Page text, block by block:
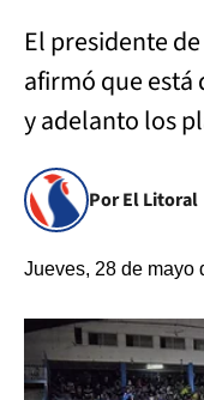
El presidente
afirmó que
y adelanto los
Por El Litoral
Jueves, 28 de mayo